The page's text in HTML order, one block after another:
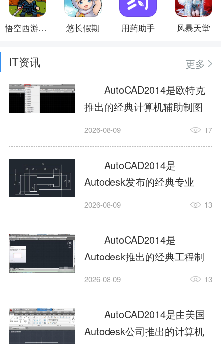
悟空西游酷跑 悠长假期 用药助手 风暴天堂
IT资讯
更多
AutoCAD2014是欧特克
推出的经典计算机辅助制图
工具，主打稳定2D施工图绘
行业工程设计。版本新增图
纸标签页、实景地理地图、
协同设计交流模块，优化命
令行智能纠错与图层批量管
理，支持Win8触屏操作、点
云扫描数据导入，兼容各类
DWG图纸格式，文件互通...
2026-08-09 17
AutoCAD2014是
Autodesk发布的经典专业
CAD制图设计软件，是工程
绘图工具。软件专注精准二
维绘图、图纸编辑、参数化
设计及基础三维建模，广泛
应用于建筑设计、机械制
造、土木工程、室内设计等
多个行业。软件优化绘图流
畅度与文件兼容性，支持参
2026-08-09 13
AutoCAD2014是
Autodesk推出的经典工程制
图设计软件，主打高效精准
建模作业，适配建筑、机
械、市政、室内设计等多行
业场景。软件优化运行机制
2026-08-09 13
AutoCAD2014是由美国
Autodesk公司推出的计算机